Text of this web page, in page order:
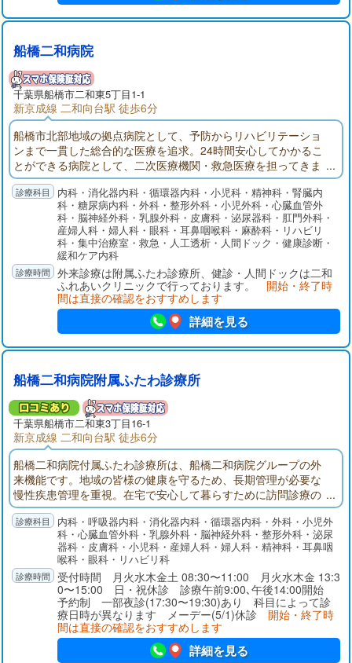
船橋二和病院
千葉県船橋市二和東5丁目1-1
新京成線 二和向台駅 徒歩6分
船橋市北部地域の拠点病院として、予防からリハビリテーショ
ンまで一貫した総合的な医療を追求。24時間安心してかかるこ
とができる病院として、二次医療機関・救急医療を担ってきま
した。船橋二和病院付属ふたわ診療所(主に外来部門)、ふれあい
クリニック（主に健診部門）、二和在宅介護支援センター、八
木が谷在宅介護支援センターでそれぞれ役割分担して連携を取
りながら、地域の皆様の健康を守ります。
内科・消化器内科・循環器内科・小児科・精神科・腎臓内
科・糖尿病内科・外科・整形外科・小児外科・心臓血管外
科・脳神経外科・乳腺外科・皮膚科・泌尿器科・肛門外科・
産婦人科・婦人科・眼科・耳鼻咽喉科・麻酔科・リハビリ
科・集中治療室・救急・人工透析・人間ドック・健康診断・
緩和ケア内科
外来診療は附属ふたわ診療所、健診・人間ドックは二和
ふれあいクリニックで行っております。 開始・終了時
間は直接の確認をおすすめします
詳細を見る
船橋二和病院附属ふたわ診療所
千葉県船橋市二和東3丁目16-1
新京成線 二和向台駅 徒歩6分
船橋二和病院付属ふたわ診療所は、船橋二和病院グループの外
来機能です。地域の皆様の健康を守るため、長期管理が必要な
慢性疾患管理を重視。在宅で安心して暮らすために訪問診療の
展開。入退院では船橋二和病院との連携。地域の皆様が安心し
て暮らせるように医療面でサポートできる外来機能を目指して
内科・呼吸器内科・消化器内科・循環器内科・外科・小児外
科・心臓血管外科・乳腺外科・脳神経外科・整形外科・泌尿
器科・皮膚科・小児科・産婦人科・婦人科・精神科・耳鼻咽
喉科・眼科・リハビリ科
受付時間 月火水木金土 08:30〜11:00 月火水木金 13:3
0〜15:00 日・祝休診 診療午前9:00､午後14:00開始
予約制 一部夜診(17:30〜19:30)あり 科目によって診
療日時が異なります メーデー(5/1)休診 開始・終了時
間は直接の確認をおすすめします
詳細を見る